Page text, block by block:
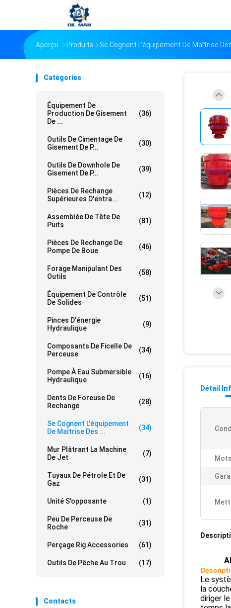
Aperçu Produits Se Cognent L'équipement De Maîtrise
Catégories
Équipement De
Production De Gisement
De ...
(36)
Outils De Cimentage De
Gisement De P...
(30)
Outils De Downhole De
Gisement De P...
(39)
Pièces De Rechange
Supérieures D'entra...
(12)
Assemblée De Tête De
Puits
(81)
Pièces De Rechange De
Pompe De Boue
(46)
Forage Manipulant Des
Outils
(58)
Équipement De Contrôle
De Solides
(51)
Pinces D'énergie
Hydraulique
(9)
Composants De Ficelle De
Perceuse
(34)
Pompe À Eau Submersible
Hydraulique
(16)
Dents De Foreuse De
Rechange
(28)
Se Cognent L'équipement
De Maîtrise Des ...
(34)
Mur Plâtrant La Machine
De Jet
(7)
Tuyaux De Pétrole Et De
Gaz
(31)
Unité S'opposante (1)
Peu De Perceuse De
Roche
(31)
Perçage Rig Accessories (61)
Outils De Pêche Au Trou (17)
Contacts
Détail
Le
la
diriger